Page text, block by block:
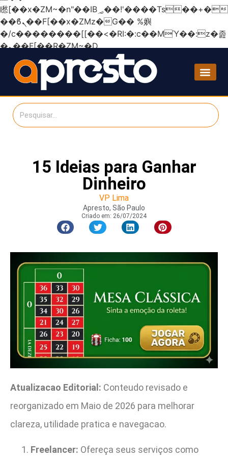
矁[��x�ZM~�n"��IB؃��!'����Тѕ��+��(m��IK�ʭ�/|
��ϐܢ��F[��x�ZMz�G�� %嬩
�/c��������[[��<�RI:�:c��MΎ��:z�졾
�ܢ��F[��R�ZM~�D
15 Ideias para Ganhar
Dinheiro
VP Lima
Apresto, São Paulo
Criado em: 26/07/2024
Atualizacao Editorial: Conteudo revisado e
reorganizado em Maio de 2026 para melhorar
clareza, utilidade pratica e navegacao.
Freelancer: Ofereça seus serviços como